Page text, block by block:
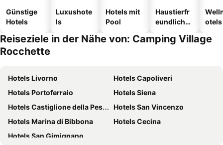
Günstige
Hotels
Luxushote
ls
Hotels mit
Pool
Haustierfr
eundliche
otels
Reiseziele in der Nähe von: Camping Village
Rocchette
Hotels Livorno
Hotels Capoliveri
Hotels Portoferraio
Hotels Siena
Hotels Castiglione della Pescaia
Hotels San Vincenzo
Hotels Marina di Bibbona
Hotels Cecina
Hotels San Gimignano